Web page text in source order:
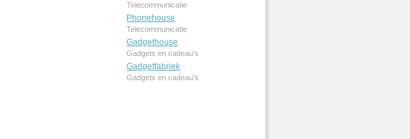
Telecommunicatie
Phonehouse
Telecommunicatie
Gadgethouse
Gadgets en cadeau's
Gadgetfabriek
Gadgets en cadeau's